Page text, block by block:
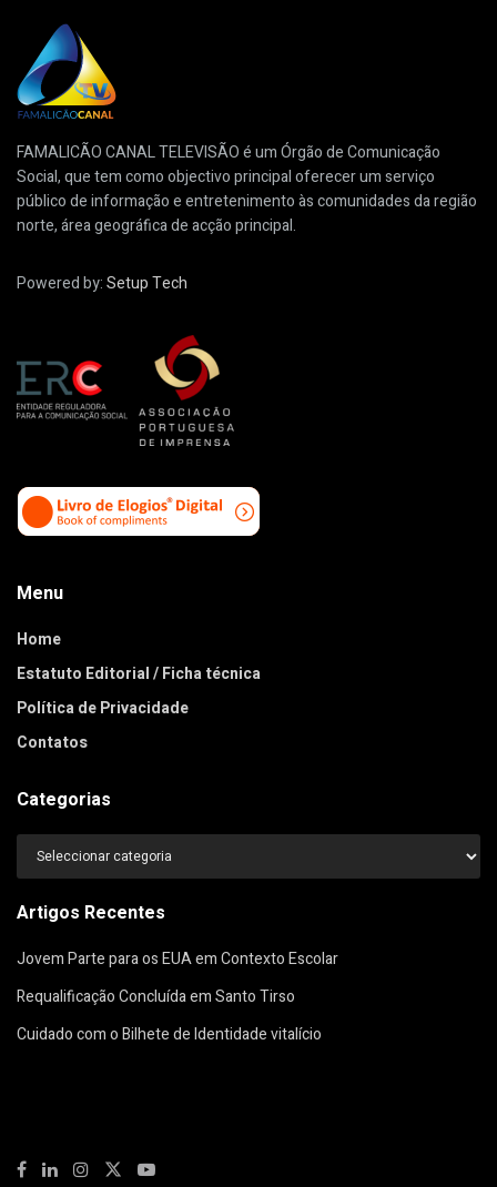
FAMALICÃO CANAL TELEVISÃO é um Órgão de Comunicação
Social, que tem como objectivo principal oferecer um serviço
público de informação e entretenimento às comunidades da região
norte, área geográfica de acção principal.
Powered by:Setup Tech
Menu
Home
Estatuto Editorial / Ficha técnica
Política de Privacidade
Contatos
Categorias
Categorias
Artigos Recentes
Jovem Parte para os EUA em Contexto Escolar
Requalificação Concluída em Santo Tirso
Cuidado com o Bilhete de Identidade vitalício